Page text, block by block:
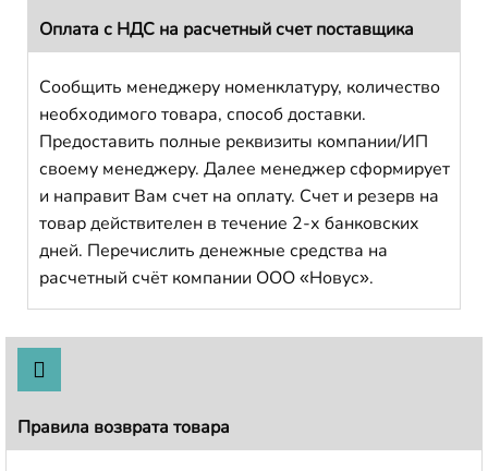
Оплата с НДС на расчетный счет поставщика
Сообщить менеджеру номенклатуру, количество
необходимого товара, способ доставки.
Предоставить полные реквизиты компании/ИП
своему менеджеру. Далее менеджер сформирует
и направит Вам счет на оплату. Счет и резерв на
товар действителен в течение 2-х банковских
дней. Перечислить денежные средства на
расчетный счёт компании ООО «Новус».
Правила возврата товара